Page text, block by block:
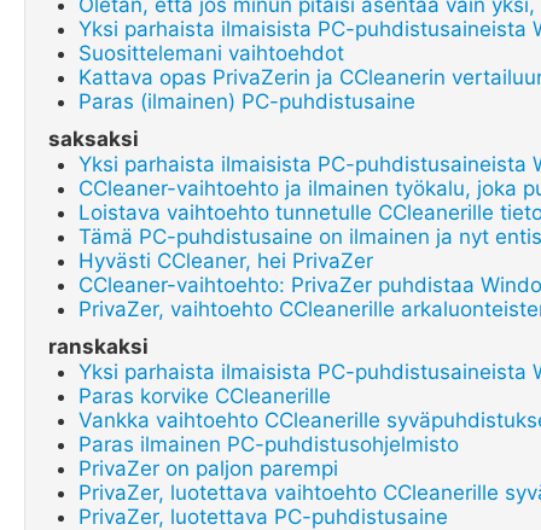
Oletan, että jos minun pitäisi asentaa vain
Yksi parhaista ilmaisista PC-puhdistusaineista
Suosittelemani vaihtoehdot
Kattava opas PrivaZerin ja CCleanerin
Paras (ilmainen) PC-puhdistusaine
saksaksi
Yksi parhaista ilmaisista PC-puhdistusaineista
CCleaner-vaihtoehto ja ilmainen työkalu, joka
Loistava vaihtoehto tunnetulle CCleanerille
Tämä PC-puhdistusaine on ilmainen ja nyt
Hyvästi CCleaner, hei PrivaZer
CCleaner-vaihtoehto: PrivaZer puhdistaa
PrivaZer, vaihtoehto CCleanerille
ranskaksi
Yksi parhaista ilmaisista PC-puhdistusaineista
Paras korvike CCleanerille
Vankka vaihtoehto CCleanerille
Paras ilmainen PC-puhdistusohjelmisto
PrivaZer on paljon parempi
PrivaZer, luotettava vaihtoehto CCleanerille
PrivaZer, luotettava PC-puhdistusaine